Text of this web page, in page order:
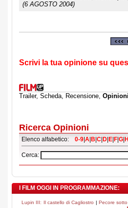
(6 AGOSTO 2004)
Scrivi la tua opinione su
Trailer, Scheda, Recensione, Opinioni
Ricerca Opinioni
Elenco alfabetico: 0-9 A B C D E F G H
Cerca:
I FILM OGGI IN PROGRAMMAZIONE:
Lupin III: Il castello di Cagliostro | Pecore